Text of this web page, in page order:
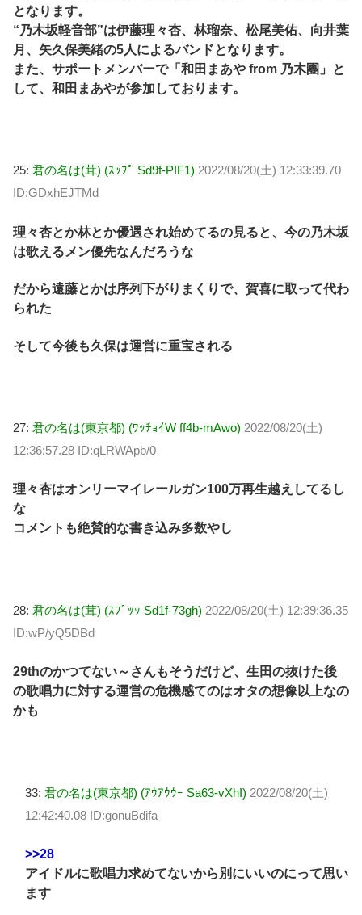
となります。
“乃木坂軽音部”は伊藤理々杏、林瑠奈、松尾美佑、向井葉
月、矢久保美緒の5人によるバンドとなります。
また、サポートメンバーで「和田まあや from 乃木團」と
して、和田まあやが参加しております。
25: 君の名は(茸) (ｽｯﾌﾟ Sd9f-PIF1) 2022/08/20(土) 12:33:39.70
ID:GDxhEJTMd
理々杏とか林とか優遇され始めてるの見ると、今の乃木坂
は歌えるメン優先なんだろうな
だから遠藤とかは序列下がりまくりで、賀喜に取って代わ
られた
そして今後も久保は運営に重宝される
27: 君の名は(東京都) (ﾜｯﾁｮｲW ff4b-mAwo) 2022/08/20(土)
12:36:57.28 ID:qLRWApb/0
理々杏はオンリーマイレールガン100万再生越えしてるし
な
コメントも絶賛的な書き込み多数やし
28: 君の名は(茸) (ｽﾌﾟｯｯ Sd1f-73gh) 2022/08/20(土) 12:39:36.35
ID:wP/yQ5DBd
29thのかつてない～さんもそうだけど、生田の抜けた後
の歌唱力に対する運営の危機感てのはオタの想像以上なの
かも
33: 君の名は(東京都) (ｱｳｱｳｳｰ Sa63-vXhI) 2022/08/20(土)
12:42:40.08 ID:gonuBdifa
>>28
アイドルに歌唱力求めてないから別にいいのにって思い
ます